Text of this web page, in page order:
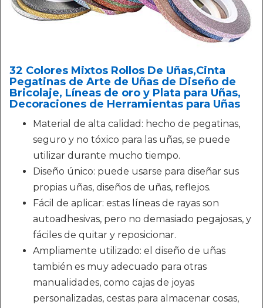
32 Colores Mixtos Rollos De Uñas,Cinta
Pegatinas de Arte de Uñas de Diseño de
Bricolaje, Líneas de oro y Plata para Uñas,
Decoraciones de Herramientas para Uñas
Material de alta calidad: hecho de pegatinas,
seguro y no tóxico para las uñas, se puede
utilizar durante mucho tiempo.
Diseño único: puede usarse para diseñar sus
propias uñas, diseños de uñas, reflejos.
Fácil de aplicar: estas líneas de rayas son
autoadhesivas, pero no demasiado pegajosas, y
fáciles de quitar y reposicionar.
Ampliamente utilizado: el diseño de uñas
también es muy adecuado para otras
manualidades, como cajas de joyas
personalizadas, cestas para almacenar cosas,